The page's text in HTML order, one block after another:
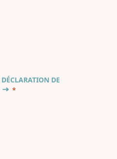
DÉCLARATION DE